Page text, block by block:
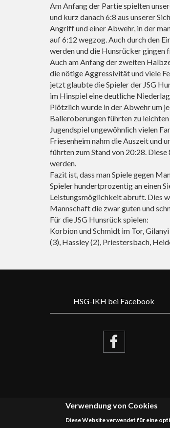
Am Anfang der Partie spielten
und kurz danach 6:8 aus unserer
Angriff und einer Abwehr, in der
auf 6:12 wegzog. Auch durch den
werden und die Hunsrücker
Auch am Anfang der zweiten
die nötige Aggressivität und viele
jetzt glaubte die Spieler der JSG
im Hinspiel eine deutliche
Plötzlich wurde in der Abwehr um
Balleroberungen führten zu
Jugendspiel ungewöhnlich vielen
Friesenheim nahm die Auszeit und
führten zum Stand von 20:28.
werden.
Fazit ist, dass man Spiele gegen
Spieler hundertprozentig an einen
Leistungsmöglichkeit abruft. Dies
Mannschaft die zwar guten und
Für die JSG Hunsrück spielen:
Korbion und Schmidt im Tor,
(3), Hassley (2), Priestersbach,
HSG-IKH bei Facebook
Verwendung von Cookies
Diese Website verwendet für eine